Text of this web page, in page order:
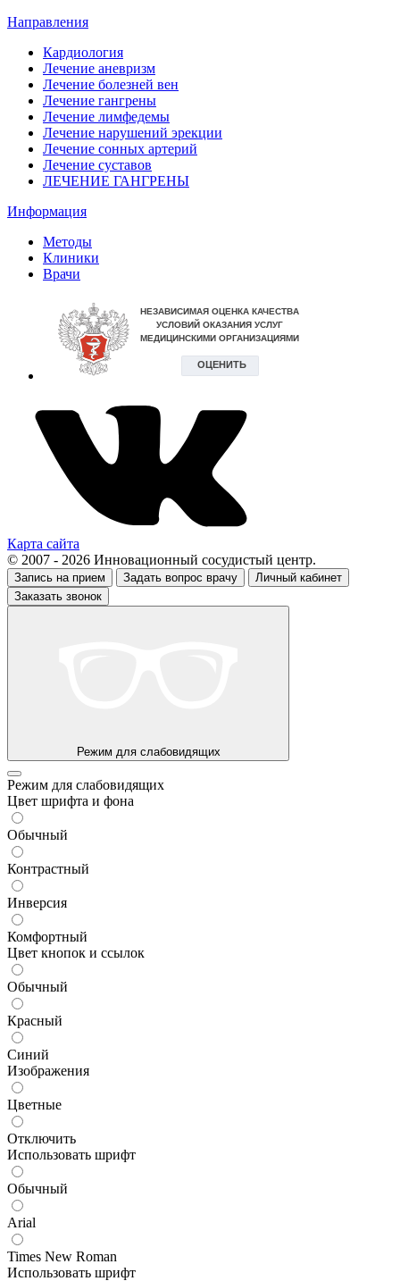
Направления
Кардиология
Лечение аневризм
Лечение болезней вен
Лечение гангрены
Лечение лимфедемы
Лечение нарушений эрекции
Лечение сонных артерий
Лечение суставов
ЛЕЧЕНИЕ ГАНГРЕНЫ
Информация
Методы
Клиники
Врачи
Карта сайта
© 2007 - 2026 Инновационный сосудистый центр.
Запись на прием Задать вопрос врачу
Личный кабинет
Заказать звонок
Режим для слабовидящих
Режим для слабовидящих
Цвет шрифта и фона
Обычный
Контрастный
Инверсия
Комфортный
Цвет кнопок и ссылок
Обычный
Красный
Синий
Изображения
Цветные
Отключить
Использовать шрифт
Обычный
Arial
Times New Roman
Использовать шрифт